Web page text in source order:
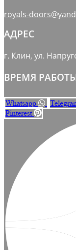
royals-
АДРЕС
г. Клин, ул.
ВРЕМЯ
Whatsapp
Pinterest